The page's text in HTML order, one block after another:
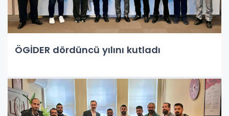
ÖGİDER dördüncü yılını kutladı